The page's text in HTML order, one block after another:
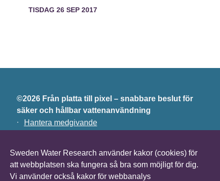
Sweden Water Research använder kakor (cookies) för
att webbplatsen ska fungera så bra som möjligt för dig.
Vi använder också kakor för webbanalys
TISDAG 26 SEP 2017
©2026 Från platta till pixel – snabbare beslut för
säker och hållbar vattenanvändning
∙
Hantera medgivande